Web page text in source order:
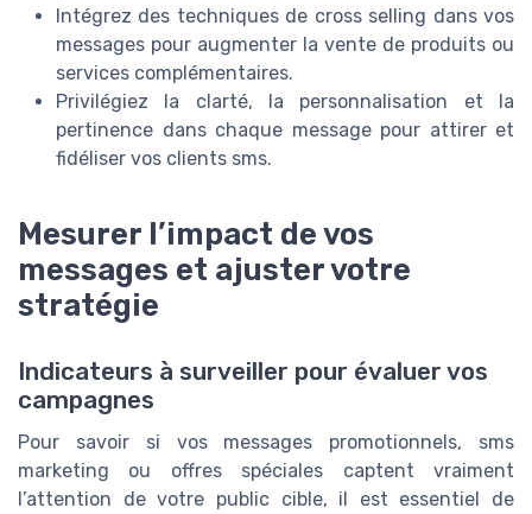
Intégrez des techniques de cross selling dans vos
messages pour augmenter la vente de produits ou
services complémentaires.
Privilégiez la clarté, la personnalisation et la
pertinence dans chaque message pour attirer et
fidéliser vos clients sms.
Mesurer l’impact de vos
messages et ajuster votre
stratégie
Indicateurs à surveiller pour évaluer vos
campagnes
Pour savoir si vos messages promotionnels, sms
marketing ou offres spéciales captent vraiment
l’attention de votre public cible, il est essentiel de